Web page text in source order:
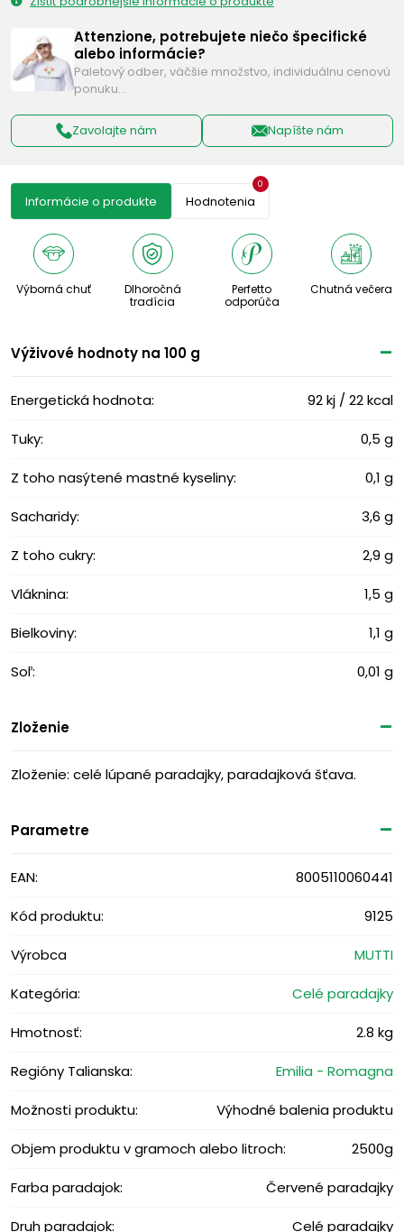
Attenzione, potrebujete niečo špecifické
alebo informácie?
Paletový odber, väčšie množstvo, individuálnu cenovú
ponuku…
Zavolajte nám Napíšte nám
Informácie o produkte Hodnotenia
0
Výborná chuť
Dlhoročná
tradícia
Perfetto
odporúča
Chutná večera
Výživové ​​hodnoty na 100 g
Energetická hodnota: 92 kj / 22 kcal
Tuky: 0,5 g
Z toho nasýtené mastné kyseliny: 0,1 g
Sacharidy: 3,6 g
Z toho cukry: 2,9 g
Vláknina: 1,5 g
Bielkoviny: 1,1 g
Soľ: 0,01 g
Zloženie
Zloženie: celé lúpané paradajky, paradajková šťava.
Parametre
EAN: 8005110060441
Kód produktu: 9125
Výrobca MUTTI
Kategória: Celé paradajky
Hmotnosť: 2.8 kg
Regióny Talianska: Emilia - Romagna
Možnosti produktu: Výhodné balenia produktu
Objem produktu v gramoch alebo litroch: 2500g
Farba paradajok: Červené paradajky
Druh paradajok: Celé paradajky